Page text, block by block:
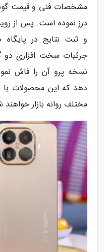
مشخصات فنی و قیمت
درز نموده است. پس از
و ثبت نتایج در پایگاه
نسخه پرو آن را فاش
دهد که این محصولات
مختلف روانه بازار